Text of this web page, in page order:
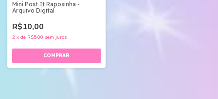
Mini Post It Raposinha -
Arquivo Digital
R$10,00
2 x de R$5,00 sem juros